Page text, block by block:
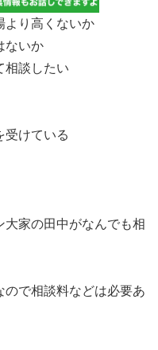
より高くないか
ないか
相談したい
受けている
大家の田中がなんでも相
で相談料などは必要あ